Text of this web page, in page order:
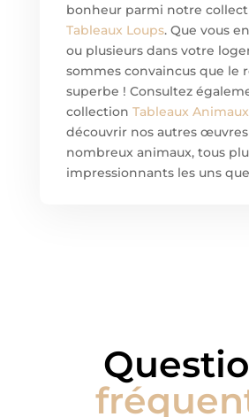
bonheur parmi notre
Tableaux Loups. Que vous
ou plusieurs dans votre
sommes convaincus que le
superbe ! Consultez
collection Tableaux Animaux
découvrir nos autres
nombreux animaux, tous
impressionnants les uns